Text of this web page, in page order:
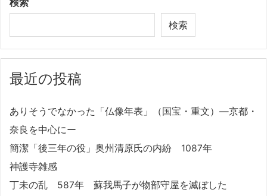
検索
検索
最近の投稿
ありそうでなかった「仏像年表」（国宝・重文）―京都・
奈良を中心にー
簡潔「後三年の役」奥州清原氏の内紛 1087年
神護寺雑感
丁未の乱 587年 蘇我馬子が物部守屋を滅ぼした